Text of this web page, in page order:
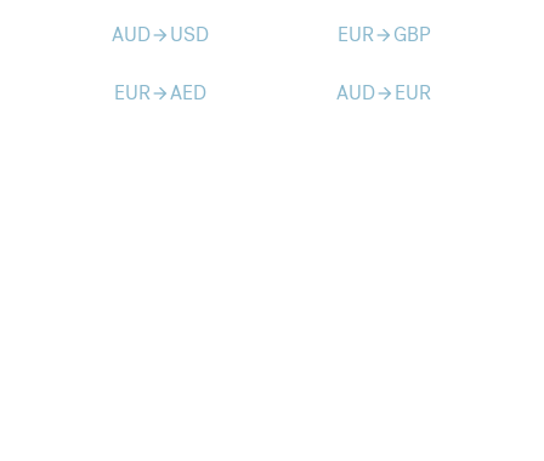
AUDarrow_forward USD EURarrow_forward GBP
EURarrow_forwardAED AUDarrow_forward EUR